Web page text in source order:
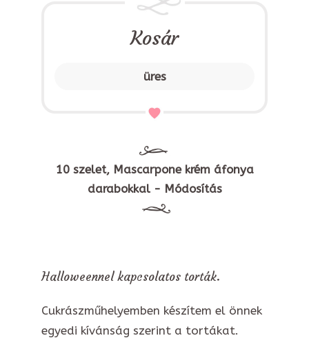
Kosár
üres
10 szelet, Mascarpone krém áfonya
darabokkal - Módosítás
Halloweennel kapcsolatos torták.
Cukrászműhelyemben készítem el önnek
egyedi kívánság szerint a tortákat.